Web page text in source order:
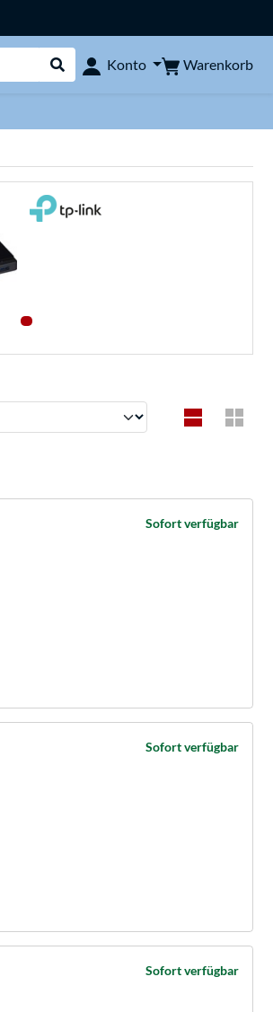
Suche durchführen
Konto Warenkorb
Sofort verfügbar
Sofort verfügbar
Sofort verfügbar